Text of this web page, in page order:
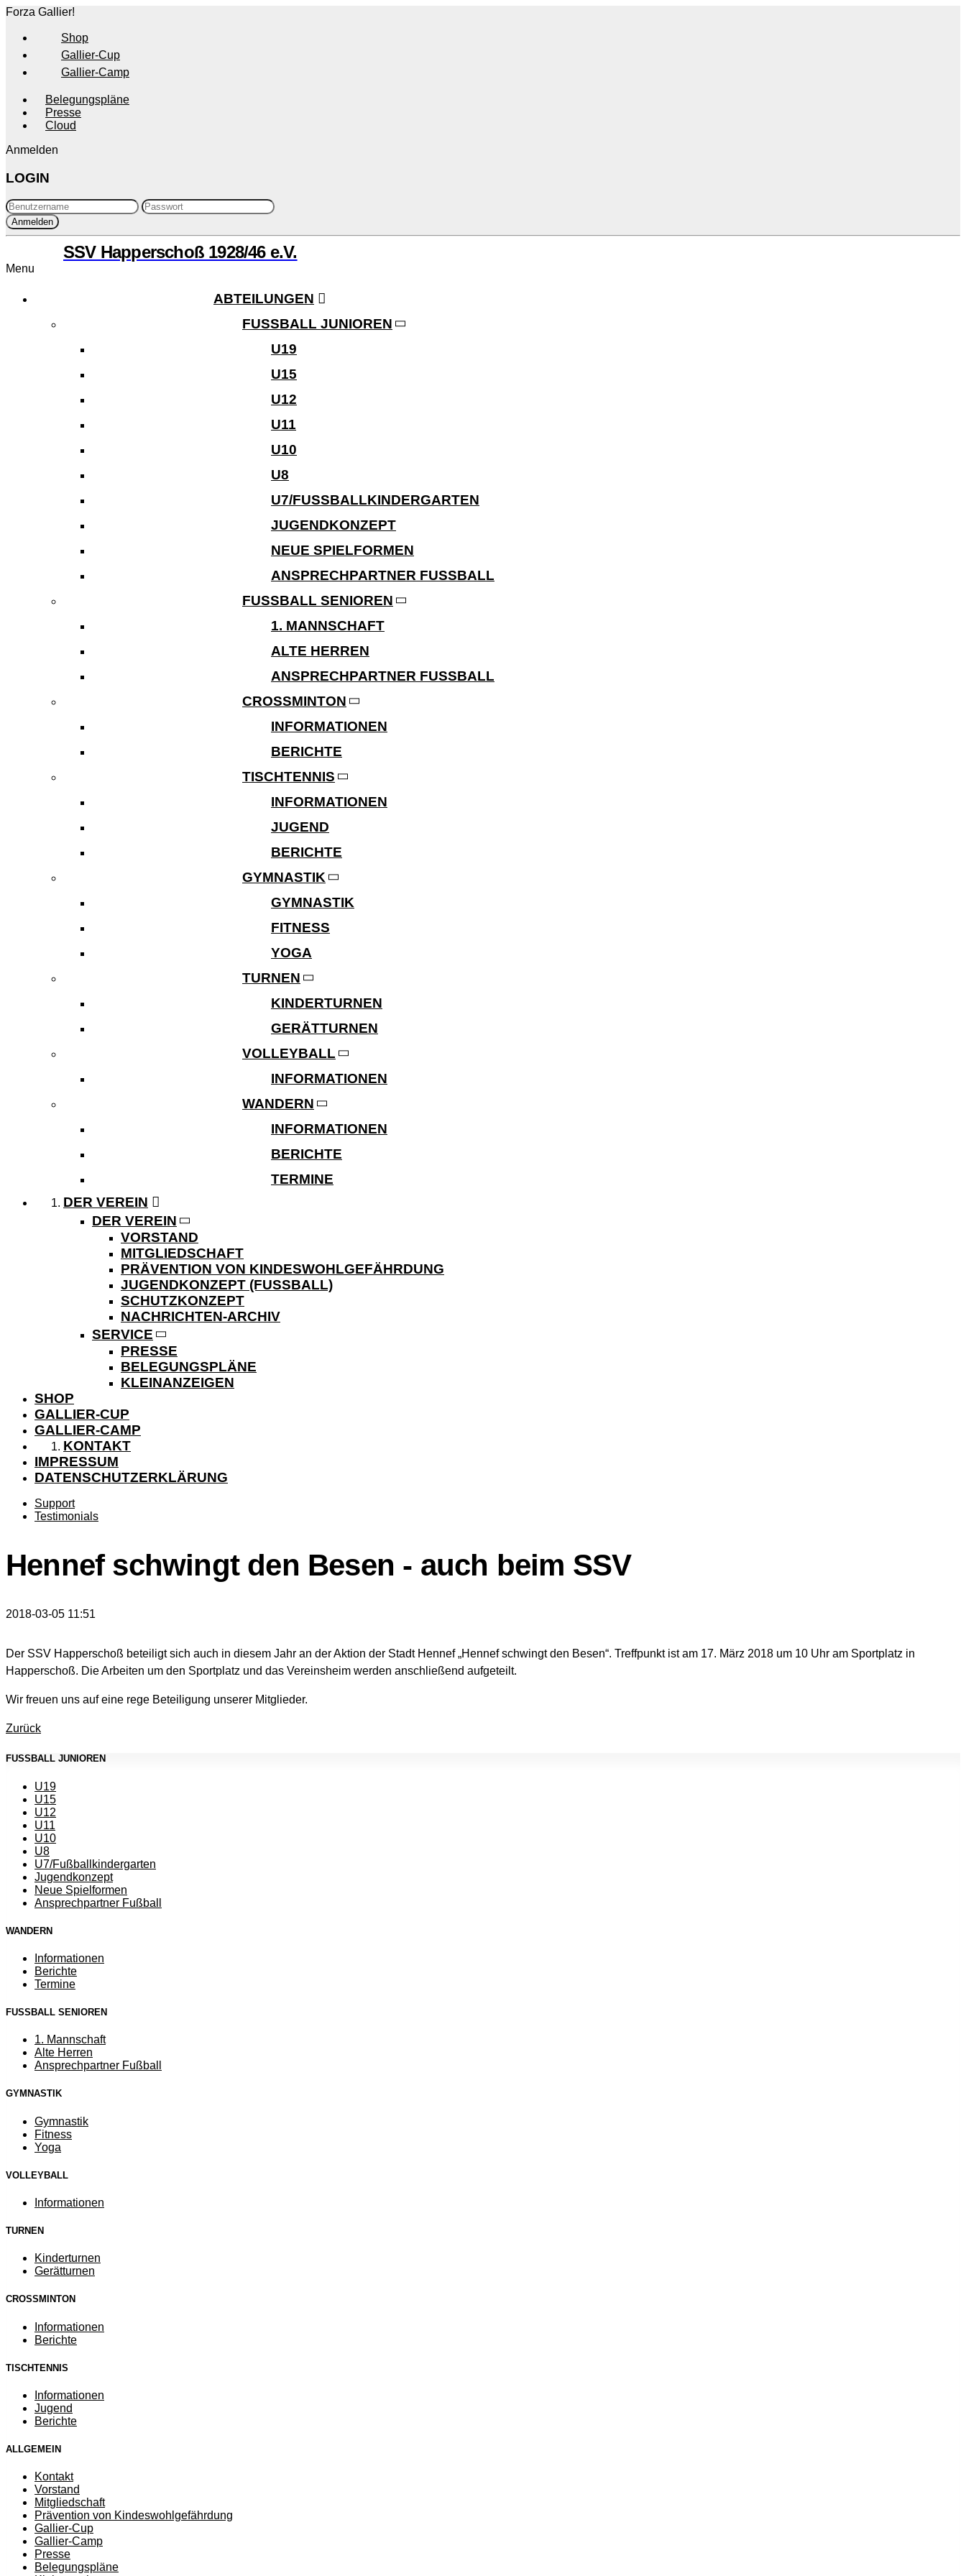
Forza Gallier!
Shop
Gallier-Cup
Gallier-Camp
Belegungspläne
Presse
Cloud
Anmelden
LOGIN
SSV Happerschoß 1928/46 e.V.
Menu
ABTEILUNGEN
FUSSBALL JUNIOREN
U19
U15
U12
U11
U10
U8
U7/FUSSBALLKINDERGARTEN
JUGENDKONZEPT
NEUE SPIELFORMEN
ANSPRECHPARTNER FUSSBALL
FUSSBALL SENIOREN
1. MANNSCHAFT
ALTE HERREN
ANSPRECHPARTNER FUSSBALL
CROSSMINTON
INFORMATIONEN
BERICHTE
TISCHTENNIS
INFORMATIONEN
JUGEND
BERICHTE
GYMNASTIK
GYMNASTIK
FITNESS
YOGA
TURNEN
KINDERTURNEN
GERÄTTURNEN
VOLLEYBALL
INFORMATIONEN
WANDERN
INFORMATIONEN
BERICHTE
TERMINE
DER VEREIN
DER VEREIN
VORSTAND
MITGLIEDSCHAFT
PRÄVENTION VON KINDESWOHLGEFÄHRDUNG
JUGENDKONZEPT (FUSSBALL)
SCHUTZKONZEPT
NACHRICHTEN-ARCHIV
SERVICE
PRESSE
BELEGUNGSPLÄNE
KLEINANZEIGEN
SHOP
GALLIER-CUP
GALLIER-CAMP
KONTAKT
IMPRESSUM
DATENSCHUTZERKLÄRUNG
Support
Testimonials
Hennef schwingt den Besen - auch beim SSV
2018-03-05 11:51
Der SSV Happerschoß beteiligt sich auch in diesem Jahr an der Aktion der Stadt Hennef „Hennef schwingt den Besen“. Treffpunkt ist am 17. März 2018 um 10 Uhr am Sportplatz in
Happerschoß. Die Arbeiten um den Sportplatz und das Vereinsheim werden anschließend aufgeteilt.
Wir freuen uns auf eine rege Beteiligung unserer Mitglieder.
Zurück
FUSSBALL JUNIOREN
U19
U15
U12
U11
U10
U8
U7/Fußballkindergarten
Jugendkonzept
Neue Spielformen
Ansprechpartner Fußball
WANDERN
Informationen
Berichte
Termine
FUSSBALL SENIOREN
1. Mannschaft
Alte Herren
Ansprechpartner Fußball
GYMNASTIK
Gymnastik
Fitness
Yoga
VOLLEYBALL
Informationen
TURNEN
Kinderturnen
Gerätturnen
CROSSMINTON
Informationen
Berichte
TISCHTENNIS
Informationen
Jugend
Berichte
ALLGEMEIN
Kontakt
Vorstand
Mitgliedschaft
Prävention von Kindeswohlgefährdung
Gallier-Cup
Gallier-Camp
Presse
Belegungspläne